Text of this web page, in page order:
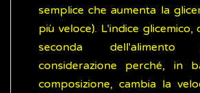
semplice che aumenta la
più veloce). L'indice glicemico,
seconda
considerazione perché, in
composizione, cambia la